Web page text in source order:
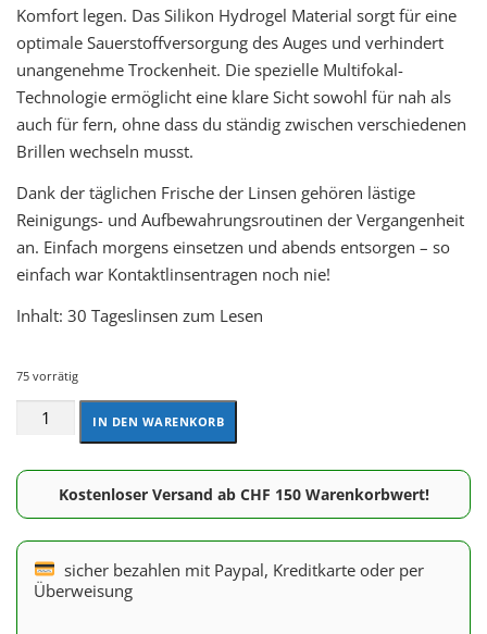
Komfort legen. Das Silikon Hydrogel Material sorgt für eine
optimale Sauerstoffversorgung des Auges und verhindert
unangenehme Trockenheit. Die spezielle Multifokal-
Technologie ermöglicht eine klare Sicht sowohl für nah als
auch für fern, ohne dass du ständig zwischen verschiedenen
Brillen wechseln musst.
Dank der täglichen Frische der Linsen gehören lästige
Reinigungs- und Aufbewahrungsroutinen der Vergangenheit
an. Einfach morgens einsetzen und abends entsorgen – so
einfach war Kontaktlinsentragen noch nie!
Inhalt: 30 Tageslinsen zum Lesen
75 vorrätig
IN DEN WARENKORB
Kostenloser Versand ab CHF 150 Warenkorbwert!
sicher bezahlen mit Paypal, Kreditkarte oder per
Überweisung